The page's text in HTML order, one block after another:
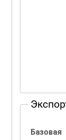
Базовая